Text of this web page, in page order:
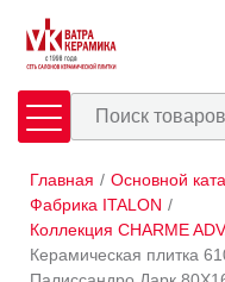
Плитка
Оплата и доставка
Главная / Основной
Фабрика ITALON /
Коллекция CHARME
Керамическая плитка